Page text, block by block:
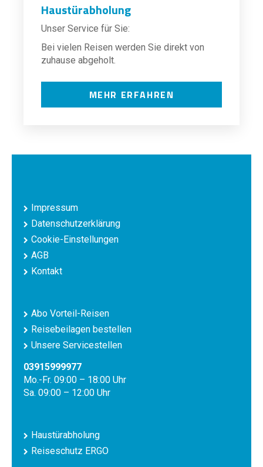
Haustürabholung
Unser Service für Sie:
Bei vielen Reisen werden Sie direkt von
zuhause abgeholt.
MEHR ERFAHREN
Impressum
Datenschutzerklärung
Cookie-Einstellungen
AGB
Kontakt
Abo Vorteil-Reisen
Reisebeilagen bestellen
Unsere Servicestellen
03915999977
Mo.-Fr. 09:00 – 18:00 Uhr
Sa. 09:00 – 12:00 Uhr
Haustürabholung
Reiseschutz ERGO